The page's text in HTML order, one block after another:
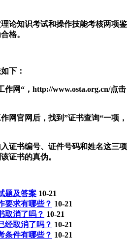
论知识考试和操作技能考核两项鉴
格。
下：
作网“，http://www.osta.org.cn/点击
网官网后，找到”证书查询“一项，
证书编号、证件号码和姓名这三项
证书的真伪。
题及答案 10-21
要求有哪些？ 10-21
取消了吗？ 10-21
经取消了吗？ 10-21
条件有哪些？ 10-21